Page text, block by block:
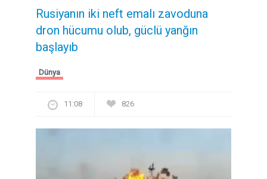
Rusiyanın iki neft emalı zavoduna
dron hücumu olub, güclü yanğın
başlayıb
Dünya
11:08 826